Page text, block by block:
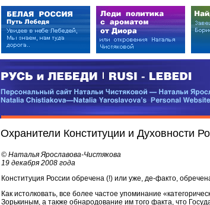
РУСЬ и ЛЕБЕДИ | RUSI — LEBEDI
Персональный сайт Натальи Чистяковой — Натальи Ярославовой
Охранители Конституции и Духовности
© Наталья Ярославова-Чистякова
19 декабря 2008 года
Конституция России обречена (!) или уже, де-факто,
Как истолковать, все более частое упоминание
Зорькиным, а также обнародование им того факта, что